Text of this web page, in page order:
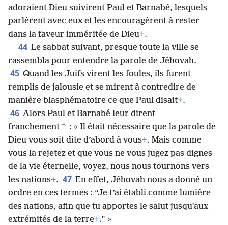
adoraient Dieu suivirent Paul et Barnabé, lesquels
parlèrent avec eux et les encouragèrent à rester
dans la faveur imméritée de Dieu+.
44 Le sabbat suivant, presque toute la ville se
rassembla pour entendre la parole de Jéhovah.
45 Quand les Juifs virent les foules, ils furent
remplis de jalousie et se mirent à contredire de
manière blasphématoire ce que Paul disait+.
46 Alors Paul et Barnabé leur dirent
franchement * : « Il était nécessaire que la parole de
Dieu vous soit dite d’abord à vous+. Mais comme
vous la rejetez et que vous ne vous jugez pas dignes
de la vie éternelle, voyez, nous nous tournons vers
les nations+. 47 En effet, Jéhovah nous a donné un
ordre en ces termes : “Je t’ai établi comme lumière
des nations, afin que tu apportes le salut jusqu’aux
extrémités de la terre+.” »